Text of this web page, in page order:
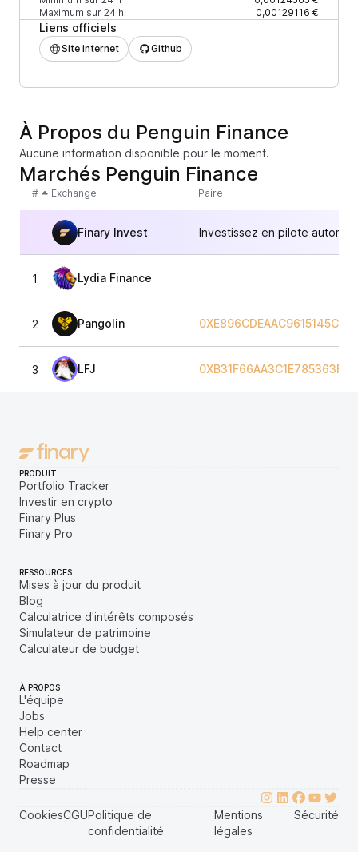
Maximum sur 24 h
0,00129116 €
Liens officiels
Site internet Github
À Propos du Penguin Finance
Aucune information disponible pour le moment.
Marchés Penguin Finance
# Exchange Paire
Finary Invest Investissez en pilote
1 Lydia Finance
2 Pangolin
3 LFJ
PRODUIT
Portfolio Tracker
Investir en crypto
Finary Plus
Finary Pro
RESSOURCES
Mises à jour du produit
Blog
Calculatrice d'intérêts composés
Simulateur de patrimoine
Calculateur de budget
À PROPOS
L'équipe
Jobs
Help center
Contact
Roadmap
Presse
CookiesCGUPolitique de
confidentialité
Mentions
légales
Sécurité